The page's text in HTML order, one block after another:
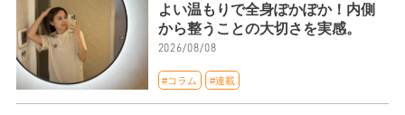
よい温もりで全身ぽかぽか！内側
から整うことの大切さを実感。
2026/08/08
#コラム #連載